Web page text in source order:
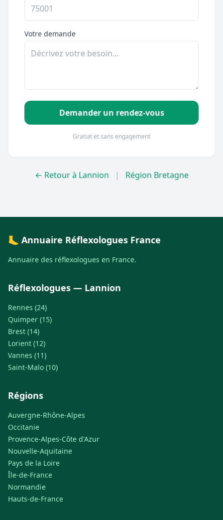
Votre demande
Demander un rendez-vous
Gratuit et sans engagement
← Retour à Lannion | Région Bretagne
🦶 Annuaire Réflexologues France
Annuaire des réflexologues en France.
Réflexologues — Lannion
Rennes (24)
Quimper (15)
Brest (14)
Lorient (12)
Vannes (11)
Saint-Malo (10)
Régions
Auvergne-Rhône-Alpes
Occitanie
Provence-Alpes-Côte d'Azur
Nouvelle-Aquitaine
Pays de la Loire
Île-de-France
Normandie
Hauts-de-France